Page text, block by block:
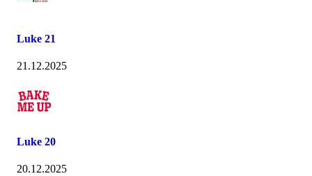
Luke 21
21.12.2025
Luke 20
20.12.2025